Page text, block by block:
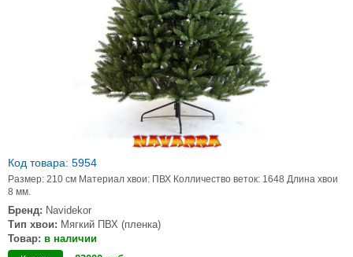
Код товара: 5954
Размер: 210 см Материал хвои: ПВХ Колличество веток: 1648 Длина хвои
8 мм.
Бренд: Navidekor
Тип хвои: Мягкий ПВХ (пленка)
Товар: в наличии